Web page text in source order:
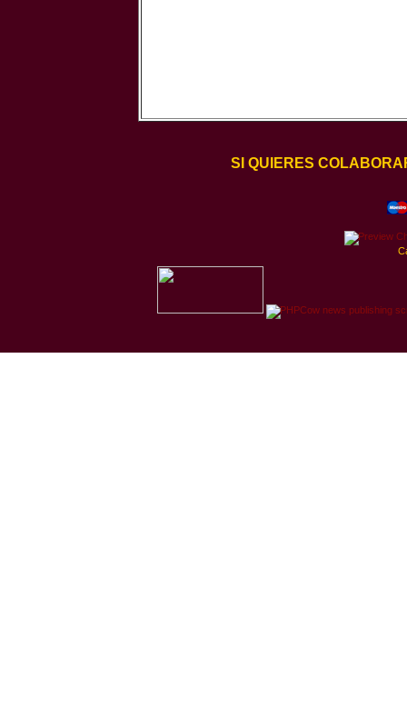
SI QUIERES